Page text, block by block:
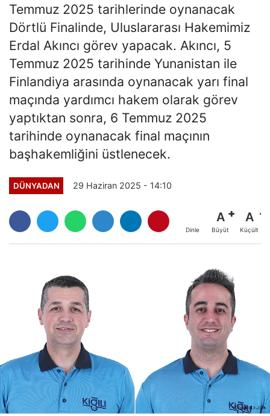
Temmuz 2025 tarihlerinde oynanacak
Dörtlü Finalinde, Uluslararası Hakemimiz
Erdal Akıncı görev yapacak. Akıncı, 5
Temmuz 2025 tarihinde Yunanistan ile
Finlandiya arasında oynanacak yarı final
maçında yardımcı hakem olarak görev
yaptıktan sonra, 6 Temmuz 2025
tarihinde oynanacak final maçının
başhakemliğini üstlenecek.
DÜNYADAN 29 Haziran 2025 - 14:10
Dinle
A
Büyüt
A
Küçült